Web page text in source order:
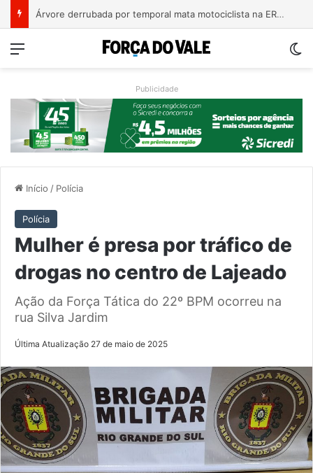
Bebê de um mês se engasga e é socorrido por bombeiros em Teutônia
Menu
Publicidade
Início / Polícia
Polícia
Mulher é presa por tráfico de
drogas no centro de Lajeado
Ação da Força Tática do 22º BPM ocorreu na
rua Silva Jardim
Última Atualização 27 de maio de 2025